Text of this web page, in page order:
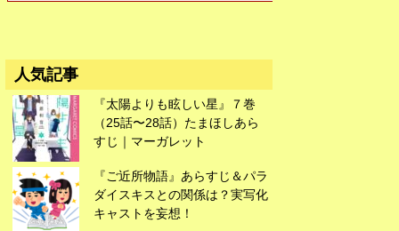
人気記事
『太陽よりも眩しい星』７巻
（25話〜28話）たまほしあら
すじ｜マーガレット
『ご近所物語』あらすじ＆パラ
ダイスキスとの関係は？実写化
キャストを妄想！